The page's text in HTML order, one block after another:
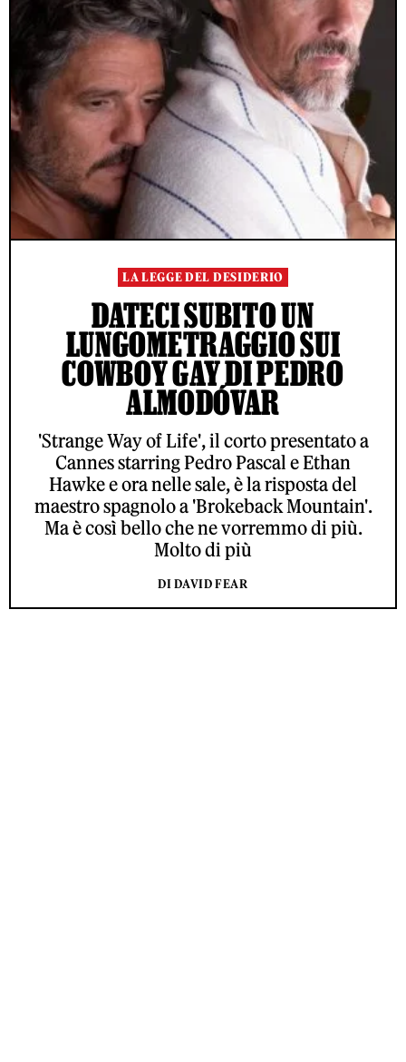
LA LEGGE DEL DESIDERIO
DATECI SUBITO UN
LUNGOMETRAGGIO SUI
COWBOY GAY DI PEDRO
ALMODÓVAR
'Strange Way of Life', il corto presentato a
Cannes starring Pedro Pascal e Ethan
Hawke e ora nelle sale, è la risposta del
maestro spagnolo a 'Brokeback Mountain'.
Ma è così bello che ne vorremmo di più.
Molto di più
DI DAVID FEAR